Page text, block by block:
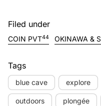
Filed under
COIN PVT44 OKINAWA &
Tags
blue cave explore
outdoors plongée